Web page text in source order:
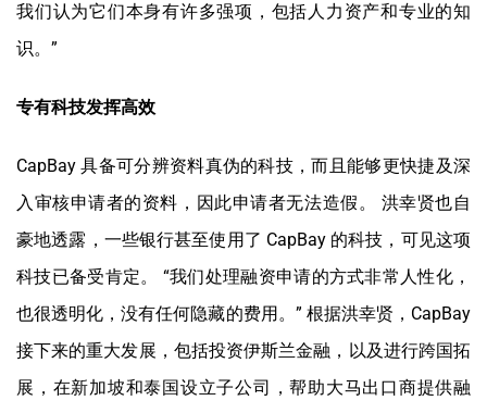
我们认为它们本身有许多强项，包括人力资产和专业的知
识。”
专有科技发挥高效
CapBay 具备可分辨资料真伪的科技，而且能够更快捷及深
入审核申请者的资料，因此申请者无法造假。 洪幸贤也自
豪地透露，一些银行甚至使用了 CapBay 的科技，可见这项
科技已备受肯定。 “我们处理融资申请的方式非常人性化，
也很透明化，没有任何隐藏的费用。” 根据洪幸贤，CapBay
接下来的重大发展，包括投资伊斯兰金融，以及进行跨国拓
展，在新加坡和泰国设立子公司，帮助大马出口商提供融